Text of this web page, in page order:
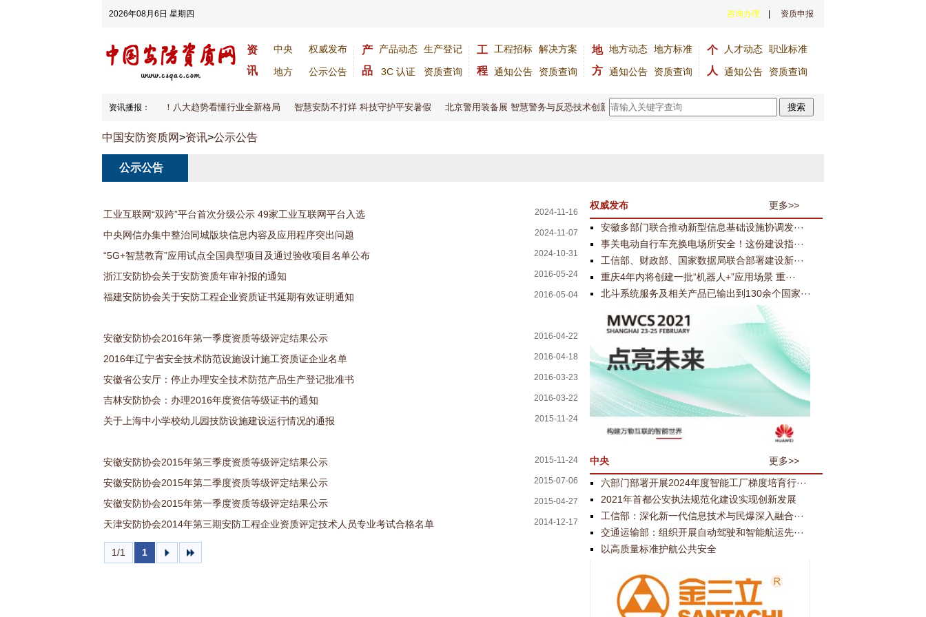
2026年08月6日 星期四 咨询办理 资质申报
资
讯
中央 权威发布
地方 公示公告
产
品
产品动态 生产登记
3C 认证 资质查询
工
程
工程招标 解决方案
通知公告 资质查询
地
方
地方动态 地方标准
通知公告 资质查询
个
人
人才动态 职业标准
通知公告 资质查询
资讯播报：
2026安防大变天！八大趋势看懂行业全新格局 智慧安防不打烊 科技守护平安暑假 北京警用装备展 智慧警务与反恐技术创新大会赋能平安建设 中印尼安防合作再深化 全国首个省级政务智能中枢正式发布
搜索
中国安防资质网>资讯>公示公告
公示公告
2024-11-16
工业互联网“双跨”平台首次分级公示 49家工业互联网平台入选
2024-11-07
中央网信办集中整治同城版块信息内容及应用程序突出问题
2024-10-31
“5G+智慧教育”应用试点全国典型项目及通过验收项目名单公布
2016-05-24
浙江安防协会关于安防资质年审补报的通知
2016-05-04
福建安防协会关于安防工程企业资质证书延期有效证明通知
2016-04-22
安徽安防协会2016年第一季度资质等级评定结果公示
2016-04-18
2016年辽宁省安全技术防范设施设计施工资质证企业名单
2016-03-23
安徽省公安厅：停止办理安全技术防范产品生产登记批准书
2016-03-22
吉林安防协会：办理2016年度资信等级证书的通知
2015-11-24
关于上海中小学校幼儿园技防设施建设运行情况的通报
2015-11-24
安徽安防协会2015年第三季度资质等级评定结果公示
2015-07-06
安徽安防协会2015年第二季度资质等级评定结果公示
2015-04-27
安徽安防协会2015年第一季度资质等级评定结果公示
2014-12-17
天津安防协会2014年第三期安防工程企业资质评定技术人员专业考试合格名单
1/1 1
权威发布
更多>>
安徽多部门联合推动新型信息基础设施协调发···
事关电动自行车充换电场所安全！这份建设指···
工信部、财政部、国家数据局联合部署建设新···
重庆4年内将创建一批“机器人+”应用场景 重···
北斗系统服务及相关产品已输出到130余个国家···
中央
更多>>
六部门部署开展2024年度智能工厂梯度培育行···
2021年首都公安执法规范化建设实现创新发展
工信部：深化新一代信息技术与民爆深入融合···
交通运输部：组织开展自动驾驶和智能航运先···
以高质量标准护航公共安全